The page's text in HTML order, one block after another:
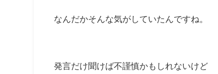
なんだかそんな気がしていたんですね。
発言だけ聞けば不謹慎かもしれないけど